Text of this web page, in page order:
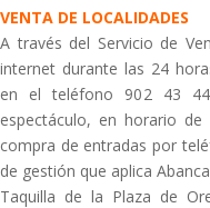
VENTA DE LOCALIDADES
A través del Servicio de
internet durante las 24
en el teléfono 902 43
espectáculo, en horario
compra de entradas por
de gestión que aplica
Taquilla de la Plaza de